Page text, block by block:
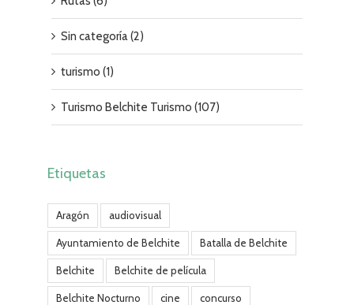
Sin categoría (2)
turismo (1)
Turismo Belchite Turismo (107)
Etiquetas
Aragón audiovisual
Ayuntamiento de Belchite Batalla de Belchite
Belchite Belchite de película
Belchite Nocturno cine concurso